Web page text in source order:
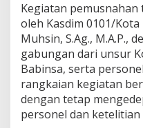
a
d
n
g
g
a
n
j
a
Kegiatan
oleh Kasdim 0101/
Muhsin, S.Ag., M.A.P.,
gabungan dari unsur
Babinsa, serta
rangkaian kegiatan
dengan tetap
personel dan